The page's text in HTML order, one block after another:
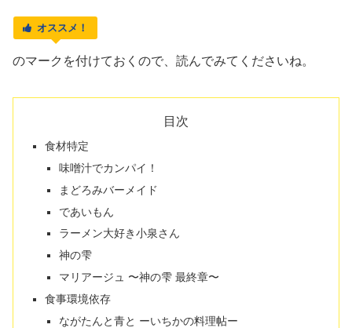
オススメ！
のマークを付けておくので、読んでみてくださいね。
目次
食材特定
味噌汁でカンパイ！
まどろみバーメイド
であいもん
ラーメン大好き小泉さん
神の雫
マリアージュ 〜神の雫 最終章〜
食事環境依存
ながたんと青と ーいちかの料理帖ー